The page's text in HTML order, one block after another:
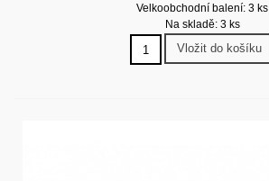
Velkoobchodní balení: 3 ks
Na skladě: 3 ks
Vložit do košíku